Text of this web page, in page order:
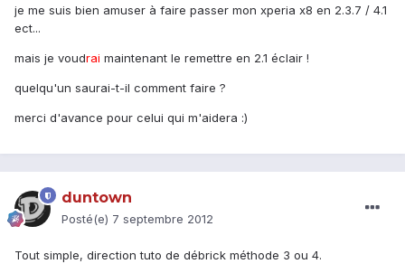
je me suis bien amuser à faire passer mon xperia x8 en 2.3.7 / 4.1
ect...
mais je voudrai maintenant le remettre en 2.1 éclair !
quelqu'un saurai-t-il comment faire ?
merci d'avance pour celui qui m'aidera :)
duntown
Posté(e) 7 septembre 2012
Tout simple, direction tuto de débrick méthode 3 ou 4.